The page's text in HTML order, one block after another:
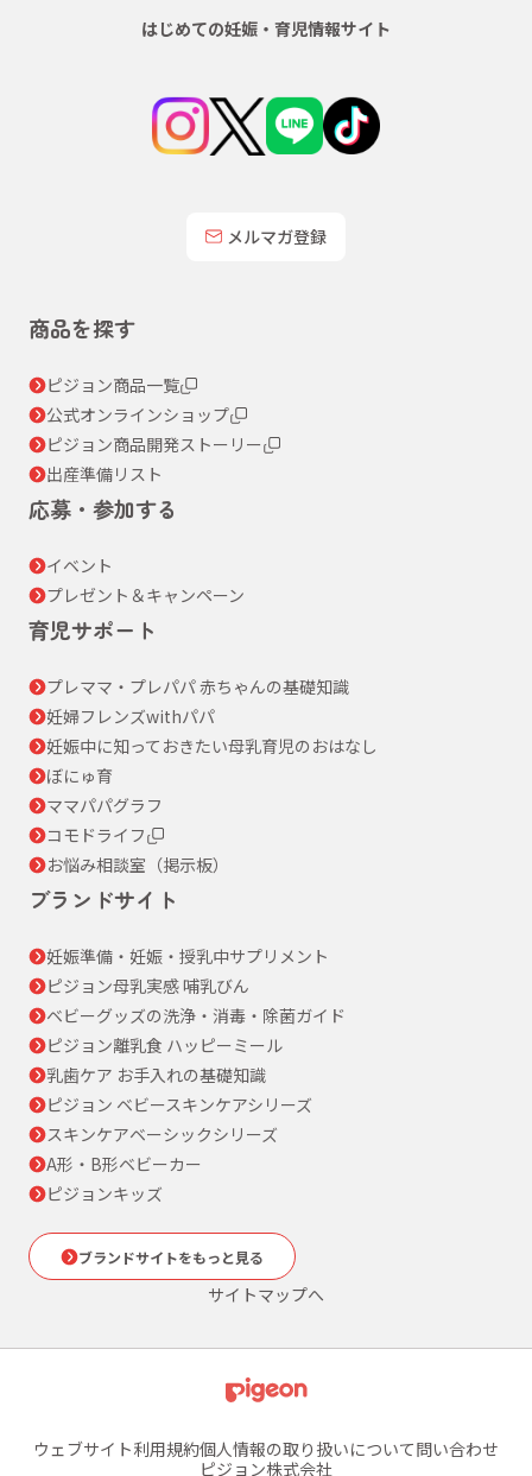
はじめての妊娠・育児情報サイト
メルマガ登録
商品を探す
ピジョン商品一覧
公式オンラインショップ
ピジョン商品開発ストーリー
出産準備リスト
応募・参加する
イベント
プレゼント＆キャンペーン
育児サポート
プレママ・プレパパ 赤ちゃんの基礎知識
妊婦フレンズwithパパ
妊娠中に知っておきたい母乳育児のおはなし
ぼにゅ育
ママパパグラフ
コモドライフ
お悩み相談室（掲示板）
ブランドサイト
妊娠準備・妊娠・授乳中サプリメント
ピジョン母乳実感 哺乳びん
ベビーグッズの洗浄・消毒・除菌ガイド
ピジョン離乳食 ハッピーミール
乳歯ケア お手入れの基礎知識
ピジョン ベビースキンケアシリーズ
スキンケアベーシックシリーズ
A形・B形ベビーカー
ピジョンキッズ
ブランドサイトをもっと見る
サイトマップへ
ウェブサイト利用規約個人情報の取り扱いについて問い合わせ
ピジョン株式会社